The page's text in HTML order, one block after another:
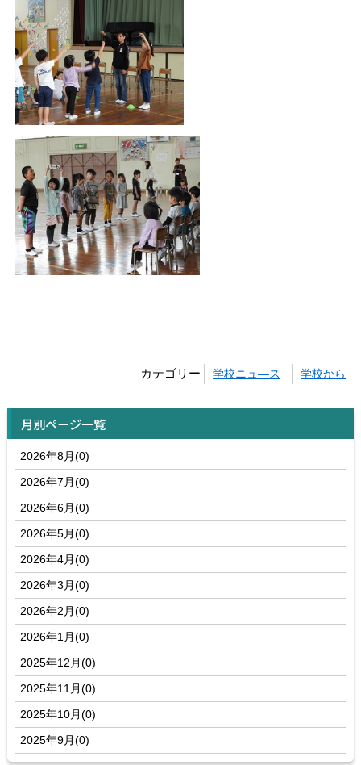
カテゴリー 学校ニュ―ス 学校から
月別ページ一覧
2026年8月(0)
2026年7月(0)
2026年6月(0)
2026年5月(0)
2026年4月(0)
2026年3月(0)
2026年2月(0)
2026年1月(0)
2025年12月(0)
2025年11月(0)
2025年10月(0)
2025年9月(0)